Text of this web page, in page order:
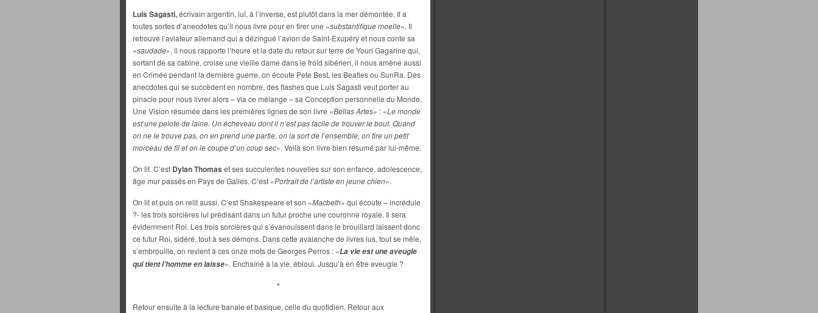
Luis Sagasti,écrivain argentin, lui, à l’inverse, est plutôt dans la mer démontée. Il a
toutes sortes d’anecdotes qu’il nous livre pour en tirer une «substantifique moelle». Il
retrouve l’aviateur allemand qui a dézingué l’avion de Saint-Exupéry et nous conte sa
«saudade», il nous rapporte l’heure et la date du retour sur terre de Youri Gagarine qui,
sortant de sa cabine, croise une vieille dame dans le froid sibérien, il nous amène aussi
en Crimée pendant la dernière guerre, on écoute Pete Best, les Beatles ou SunRa. Des
anecdotes qui se succèdent en nombre, des flashes que Luis Sagasti veut porter au
pinacle pour nous livrer alors – via ce mélange – sa Conception personnelle du Monde.
Une Vision résumée dans les premières lignes de son livre «Bellas Artes» : «Le monde
est une pelote de laine. Un écheveau dont il n’est pas facile de trouver le bout. Quand
on ne le trouve pas, on en prend une partie, on la sort de l’ensemble, on tire un petit
morceau de fil et on le coupe d’un coup sec». Voilà son livre bien résumé par lui-même.
On lit. C’est Dylan Thomas et ses succulentes nouvelles sur son enfance, adolescence,
âge mur passés en Pays de Galles. C’est «Portrait de l’artiste en jeune chien».
On lit et puis on relit aussi. C’est Shakespeare et son «Macbeth» qui écoute – incrédule
?- les trois sorcières lui prédisant dans un futur proche une couronne royale. Il sera
évidemment Roi. Les trois sorcières qui s’évanouissent dans le brouillard laissent donc
ce futur Roi, sidéré, tout à ses démons. Dans cette avalanche de livres lus, tout se mêle,
s’embrouille, on revient à ces onze mots de Georges Perros : «La vie est une aveugle
qui tient l’homme en laisse». Enchaîné à la vie, ébloui. Jusqu’à en être aveugle ?
*
Retour ensuite à la lecture banale et basique, celle du quotidien. Retour aux